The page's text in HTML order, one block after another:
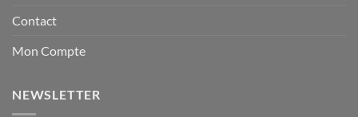
Contact
Mon Compte
NEWSLETTER